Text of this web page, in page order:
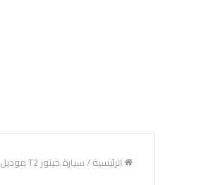
الرئيسية/سيارة جيتور T2 موديل 2025